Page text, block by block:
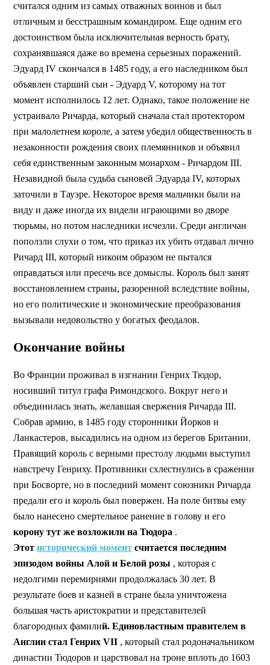
считался одним из самых отважных воинов и был
отличным и бесстрашным командиром. Еще одним его
достоинством была исключительная верность брату,
сохранявшаяся даже во времена серьезных поражений.
Эдуард IV скончался в 1485 году, а его наследником был
объявлен старший сын - Эдуард V, которому на тот
момент исполнилось 12 лет. Однако, такое положение не
устраивало Ричарда, который сначала стал протектором
при малолетнем короле, а затем убедил общественность в
незаконности рождения своих племянников и объявил
себя единственным законным монархом - Ричардом III.
Незавидной была судьба сыновей Эдуарда IV, которых
заточили в Тауэре. Некоторое время мальчики были на
виду и даже иногда их видели играющими во дворе
тюрьмы, но потом наследники исчезли. Среди англичан
поползли слухи о том, что приказ их убить отдавал лично
Ричард III, который никоим образом не пытался
оправдаться или пресечь все домыслы. Король был занят
восстановлением страны, разоренной вследствие войны,
но его политические и экономические преобразования
вызывали недовольство у богатых феодалов.
Окончание войны
Во Франции проживал в изгнании Генрих Тюдор,
носивший титул графа Римондского. Вокруг него и
объединилась знать, желавшая свержения Ричарда III.
Собрав армию, в 1485 году сторонники Йорков и
Ланкастеров, высадились на одном из берегов Британии.
Правящий король с верными престолу людьми выступил
навстречу Генриху. Противники схлестнулись в сражении
при Босворте, но в последний момент союзники Ричарда
предали его и король был повержен. На поле битвы ему
было нанесено смертельное ранение в голову и его
корону тут же возложили на Тюдора .
Этот исторический момент считается последним
эпизодом войны Алой и Белой розы , которая с
недолгими перемириями продолжалась 30 лет. В
результате боев и казней в стране была уничтожена
большая часть аристократии и представителей
благородных фамилий. Единовластным правителем в
Англии стал Генрих VII , который стал родоначальником
династии Тюдоров и царствовал на троне вплоть до 1603